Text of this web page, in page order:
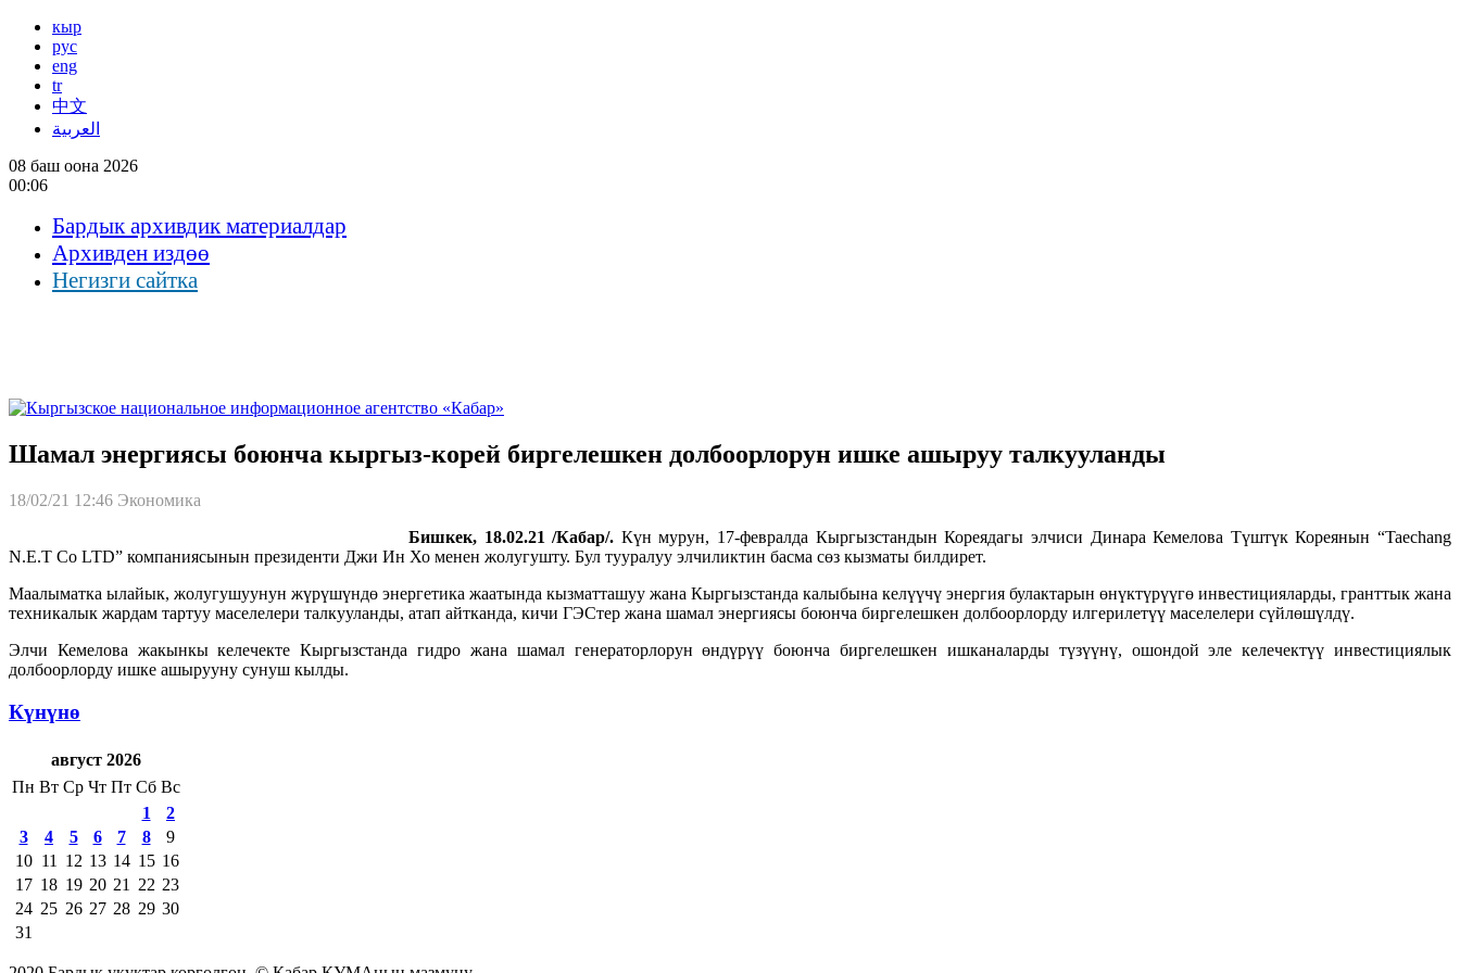
кыр
рус
eng
tr
中文
العربية
08 баш оона 2026
00:06
Бардык архивдик материалдар
Архивден издөө
Негизги сайтка
Шамал энергиясы боюнча кыргыз-корей биргелешкен долбоорлорун ишке ашыруу талкууланды
18/02/21 12:46 Экономика
Бишкек, 18.02.21 /Кабар/. Күн мурун, 17-февралда Кыргызстандын Кореядагы элчиси Динара Кемелова Түштүк Кореянын “Taechang
N.E.T Co LTD” компаниясынын президенти Джи Ин Хо менен жолугушту. Бул тууралуу элчиликтин басма сөз кызматы билдирет.
Маалыматка ылайык, жолугушуунун жүрүшүндө энергетика жаатында кызматташуу жана Кыргызстанда калыбына келүүчү энергия булактарын өнүктүрүүгө инвестицияларды, гранттык жана
техникалык жардам тартуу маселелери талкууланды, атап айтканда, кичи ГЭСтер жана шамал энергиясы боюнча биргелешкен долбоорлорду илгерилетүү маселелери сүйлөшүлдү.
Элчи Кемелова жакынкы келечекте Кыргызстанда гидро жана шамал генераторлорун өндүрүү боюнча биргелешкен ишканаларды түзүүнү, ошондой эле келечектүү инвестициялык
долбоорлорду ишке ашырууну сунуш кылды.
Күнүнө
август 2026
Пн Вт Ср Чт Пт Сб Вс
1
2
3
4 5 6 7 8
9
10 11 12 13 14 15 16
17 18 19 20 21 22 23
24 25 26 27 28 29 30
31